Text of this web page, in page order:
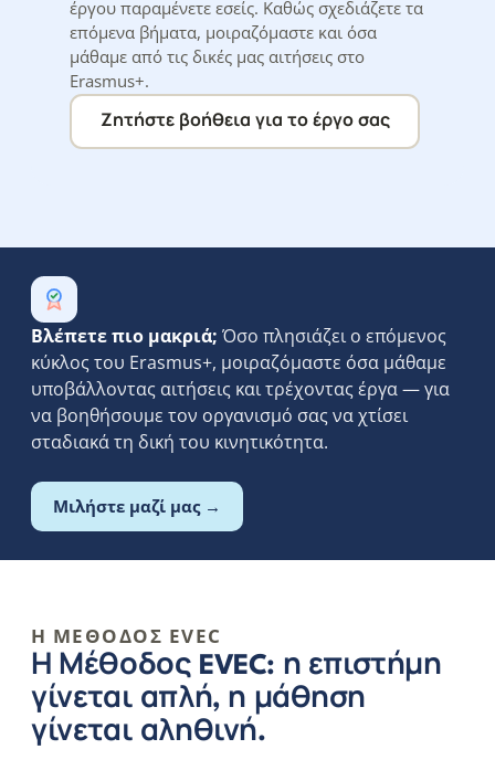
έργου παραμένετε εσείς. Καθώς σχεδιάζετε τα
επόμενα βήματα, μοιραζόμαστε και όσα
μάθαμε από τις δικές μας αιτήσεις στο
Erasmus+.
Ζητήστε βοήθεια για το έργο σας
Βλέπετε πιο μακριά; Όσο πλησιάζει ο επόμενος
κύκλος του Erasmus+, μοιραζόμαστε όσα μάθαμε
υποβάλλοντας αιτήσεις και τρέχοντας έργα — για
να βοηθήσουμε τον οργανισμό σας να χτίσει
σταδιακά τη δική του κινητικότητα.
Μιλήστε μαζί μας →
Η ΜΈΘΟΔΟΣ EVEC
Η Μέθοδος EVEC: η επιστήμη
γίνεται απλή, η μάθηση
γίνεται αληθινή.